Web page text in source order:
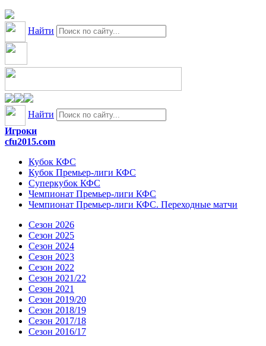
Найти
Найти
Игроки
cfu2015.com
Кубок КФС
Кубок Премьер-лиги КФС
Суперкубок КФС
Чемпионат Премьер-лиги КФС
Чемпионат Премьер-лиги КФС. Переходные матчи
Сезон 2026
Сезон 2025
Сезон 2024
Сезон 2023
Сезон 2022
Сезон 2021/22
Сезон 2021
Сезон 2019/20
Сезон 2018/19
Сезон 2017/18
Сезон 2016/17